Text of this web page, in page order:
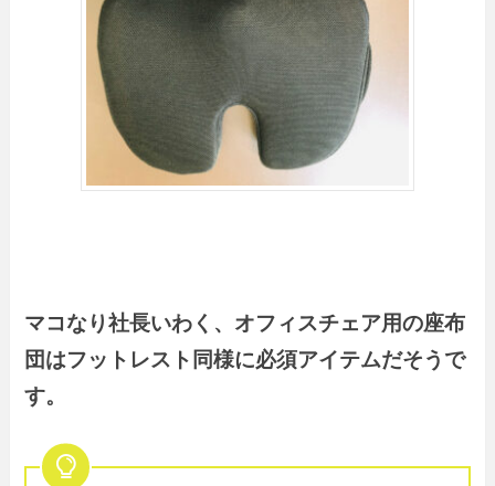
マコなり社長いわく、オフィスチェア用の座布
団はフットレスト同様に必須アイテムだそうで
す。